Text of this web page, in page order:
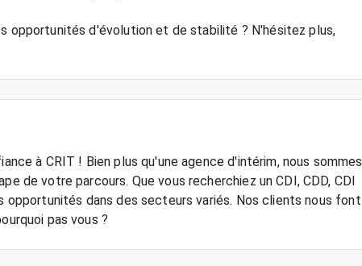
opportunités d'évolution et de stabilité ? N'hésitez plus,
à CRIT ! Bien plus qu'une agence d'intérim, nous sommes
de votre parcours. Que vous recherchiez un CDI, CDD, CDI
opportunités dans des secteurs variés. Nos clients nous font
pas vous ?